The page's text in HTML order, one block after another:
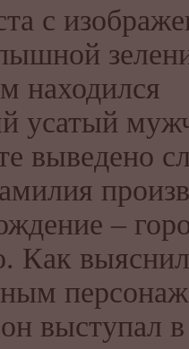
с
находился
усатый
выведено
–
Как
выступал